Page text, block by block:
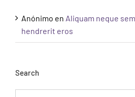
Anónimo en Aliquam neque
hendrerit eros
Search